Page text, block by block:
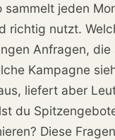
sammelt jeden
richtig nutzt.
Anfragen, die
Kampagne
liefert aber
du
Diese